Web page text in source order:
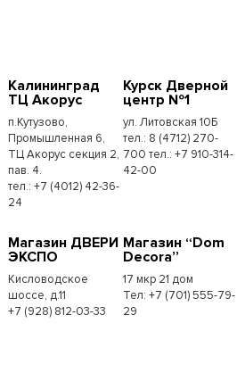
Калининград
ТЦ Акорус
п.Кутузово,
Промышленная 6,
ТЦ Акорус секция 2,
пав. 4.
тел.: +7 (4012) 42-36-
24
Курск Дверной
центр №1
ул. Литовская 10Б
тел.: 8 (4712) 270-
700 тел.: +7 910-314-
42-00
Магазин ДВЕРИ
ЭКСПО
Кисловодское
шоссе, д.11
+7 (928) 812-03-33
Магазин “Dom
Decora”
17 мкр 21 дом
Тел: +7 (701) 555-79-
29